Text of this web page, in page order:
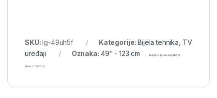
SKU:lg-49uh5f Kategorije:Bijela tehnika TV
uređaji
Oznaka: 49" - 123 cm Najniža cijena u zadnjih 30
dana:1.317,25 €